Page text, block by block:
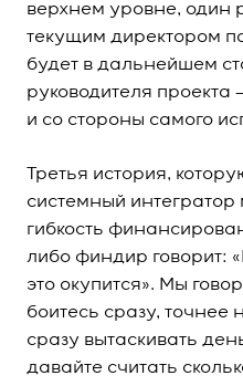
верхнем уровне, один
текущим директором
будет в дальнейшем
руководителя проекта
и со стороны самого
Третья история,
системный
гибкость
либо финдир говорит:
это окупится». Мы
боитесь сразу, точнее
сразу вытаскивать
давайте считать